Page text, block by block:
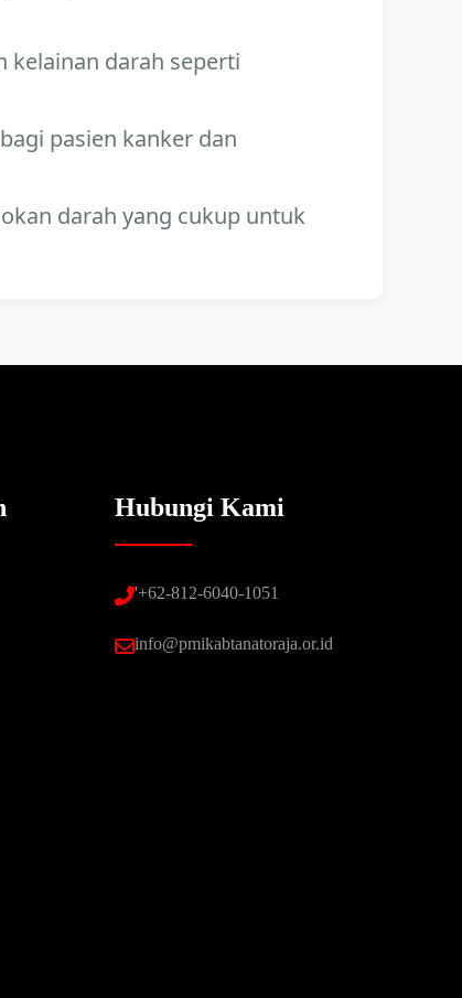
kelainan darah seperti
pasien kanker dan
darah yang cukup untuk
Hubungi Kami
'+62-812-6040-1051
info@pmikabtanatoraja.or.id